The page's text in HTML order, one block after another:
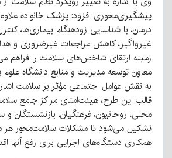
پیشگیری‌محوری افزود: پزشک خانواده
درمان، با شناسایی زودهنگام بیماری‌ها،
غیرواگیر، کاهش مراجعات غیرضروری و
زمینه ارتقای شاخص‌های سلامت را فراهم
معاون توسعه مدیریت و منابع دانشگاه
به نقش عوامل اجتماعی مؤثر بر سلامت
قالب این طرح، هیئت‌امنای مراکز جامع
محلی، روحانیون، فرهنگیان، بازنشستگان و
تشکیل می‌شود تا مشکلات سلامت‌محور هر
همکاری دستگاه‌های اجرایی برای رفع آنها